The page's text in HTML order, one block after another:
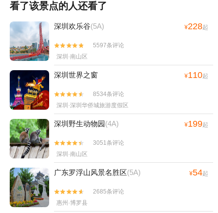
看了该景点的人还看了
深圳欢乐谷(5A) ¥228起


5597条评论
深圳·南山区
深圳世界之窗 ¥110起


8534条评论
深圳·深圳华侨城旅游度假区
深圳野生动物园(4A) ¥199起


3051条评论
深圳·南山区
广东罗浮山风景名胜区(5A) ¥54起


2685条评论
惠州·博罗县